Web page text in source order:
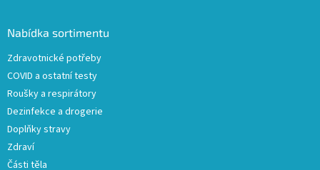
Nabídka sortimentu
Zdravotnické potřeby
COVID a ostatní testy
Roušky a respirátory
Dezinfekce a drogerie
Doplňky stravy
Zdraví
Části těla